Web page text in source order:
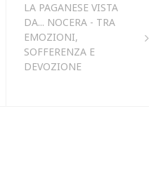
LA PAGANESE VISTA
DA... NOCERA - TRA
EMOZIONI,
SOFFERENZA E
DEVOZIONE